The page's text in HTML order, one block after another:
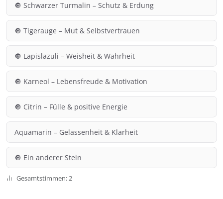
🔘 Schwarzer Turmalin – Schutz & Erdung
🔘 Tigerauge – Mut & Selbstvertrauen
🔘 Lapislazuli – Weisheit & Wahrheit
🔘 Karneol – Lebensfreude & Motivation
🔘 Citrin – Fülle & positive Energie
Aquamarin – Gelassenheit & Klarheit
🔘 Ein anderer Stein
Gesamtstimmen: 2